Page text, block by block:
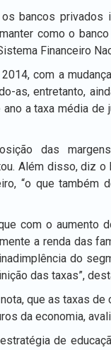
bancos
como o
Financeiro
com a
as, entretanto,
a taxa média
das
Além disso, diz
“o que também
com o aumento
a renda das
do
das taxas”,
que as taxas
da economia,
de